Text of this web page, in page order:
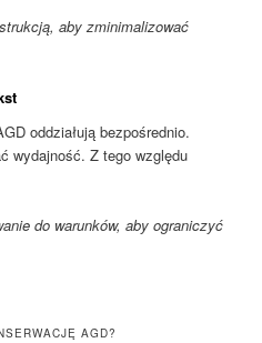
aby zminimalizować
oddziałują bezpośrednio.
wydajność. Z tego względu
do warunków, aby ograniczyć
AGD?